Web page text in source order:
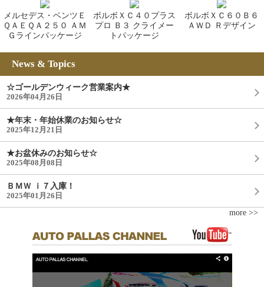
メルセデス・ベンツＥ
ＱＡＥＱＡ２５０ ＡＭ
Ｇラインパッケージ
ボルボＸＣ４０プラス
プロ Ｂ３ クライメー
トパッケージ
ボルボＸＣ６０Ｂ６
ＡＷＤ Ｒデザイン
News & Topics
☆ゴールデンウィーク営業案内★
2026年04月26日
★年末・年始休業のお知らせ☆
2025年12月21日
★お盆休みのお知らせ☆
2025年08月08日
ＢＭＷ ｉ７入庫！
2025年01月26日
more >>